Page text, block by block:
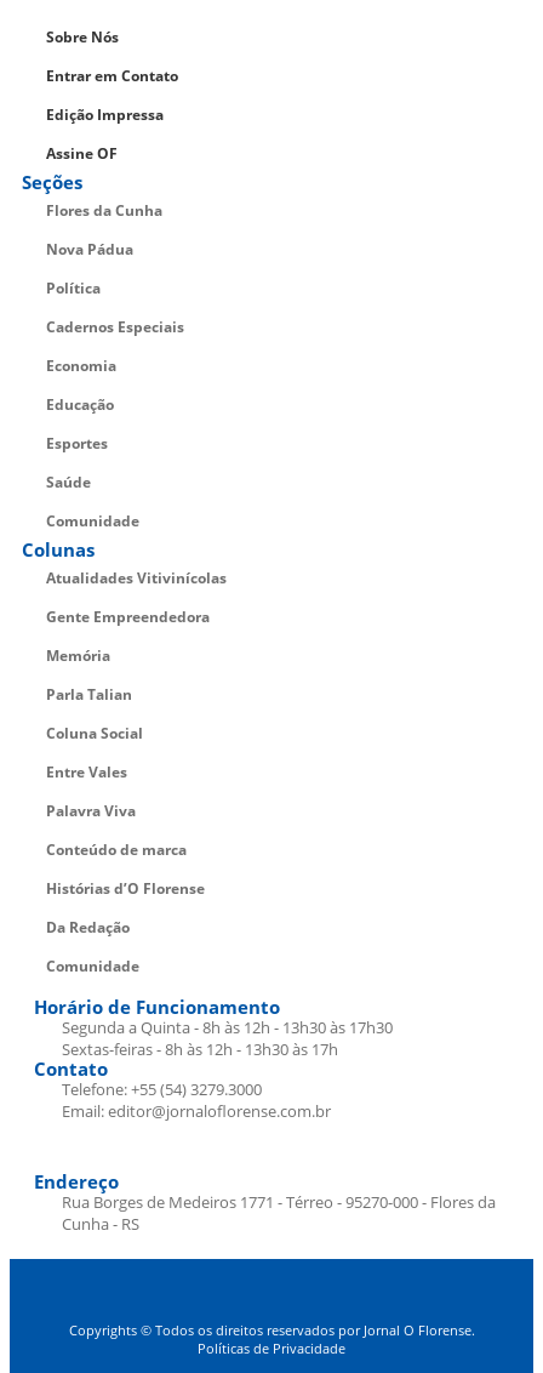
Sobre Nós
Entrar em Contato
Edição Impressa
Assine OF
Seções
Flores da Cunha
Nova Pádua
Política
Cadernos Especiais
Economia
Educação
Esportes
Saúde
Comunidade
Colunas
Atualidades Vitivinícolas
Gente Empreendedora
Memória
Parla Talian
Coluna Social
Entre Vales
Palavra Viva
Conteúdo de marca
Histórias d’O Florense
Da Redação
Comunidade
Horário de Funcionamento
Segunda a Quinta - 8h às 12h - 13h30 às 17h30
Sextas-feiras - 8h às 12h - 13h30 às 17h
Contato
Telefone: +55 (54) 3279.3000
Email: editor@jornaloflorense.com.br
Endereço
Rua Borges de Medeiros 1771 - Térreo - 95270-000 - Flores da
Cunha - RS
Copyrights © Todos os direitos reservados por Jornal O Florense.
Políticas de Privacidade